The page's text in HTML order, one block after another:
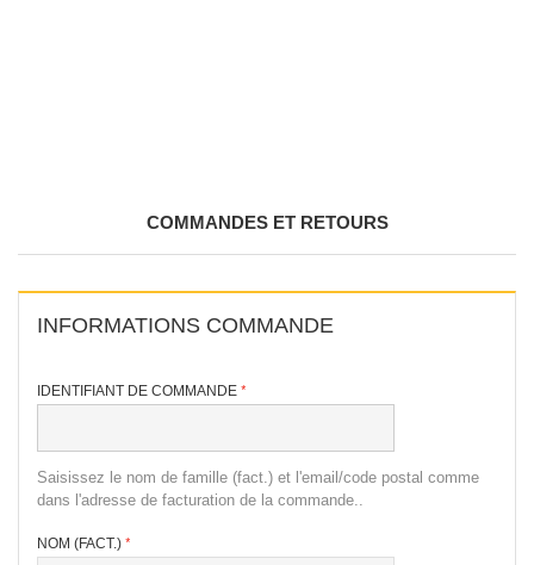
COMMANDES ET RETOURS
INFORMATIONS COMMANDE
IDENTIFIANT DE COMMANDE
Saisissez le nom de famille (fact.) et l'email/code postal comme
dans l'adresse de facturation de la commande..
NOM (FACT.)